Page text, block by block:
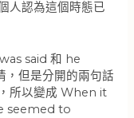
人認為這個時態已
said 和 he
但是分開的兩句話
所以變成 When it
seemed to